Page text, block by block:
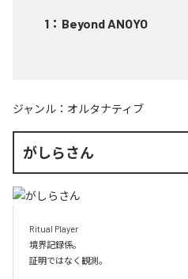
1 ： Beyond ANOYO
ジャンル： オルタナティブ
がしらさん
Ritual Player
境界記録係。
証明ではなく観測。